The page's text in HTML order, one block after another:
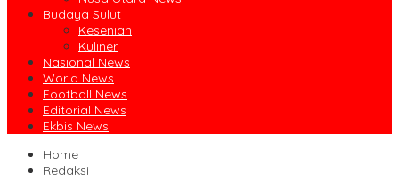
Budaya Sulut
Kesenian
Kuliner
Nasional News
World News
Football News
Editorial News
Ekbis News
Home
Redaksi